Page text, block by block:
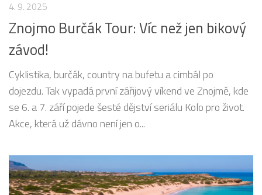
4. 9. 2025
Znojmo Burčák Tour: Víc než jen bikový
závod!
Cyklistika, burčák, country na bufetu a cimbál po
dojezdu. Tak vypadá první zářijový víkend ve Znojmě, kde
se 6. a 7. září pojede šesté dějství seriálu Kolo pro život.
Akce, která už dávno není jen o...